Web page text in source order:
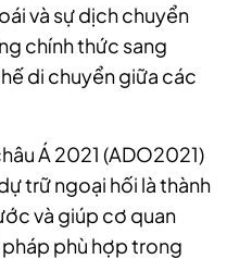
và sự dịch chuyển
chính thức sang
di chuyển giữa các
Á 2021 (ADO2021)
trữ ngoại hối là thành
và giúp cơ quan
phù hợp trong